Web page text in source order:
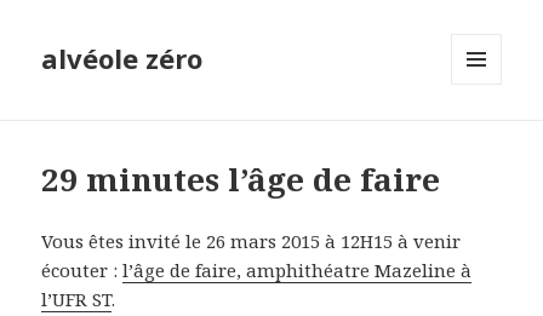
alvéole zéro
29 minutes l’âge de faire
Vous êtes invité le 26 mars 2015 à 12H15 à venir
écouter :l’âge de faire, amphithéatre Mazeline à
l’UFR ST.